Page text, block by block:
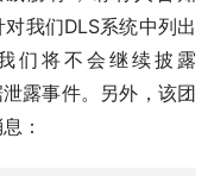
我们DLS系统中列出
们将不会继续披露
露事件。另外，该团
：